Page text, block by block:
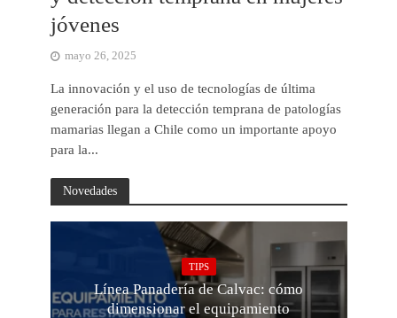
jóvenes
mayo 26, 2025
La innovación y el uso de tecnologías de última
generación para la detección temprana de patologías
mamarias llegan a Chile como un importante apoyo
para la...
Novedades
TIPS
Línea Panadería de Calvac: cómo
dimensionar el equipamiento